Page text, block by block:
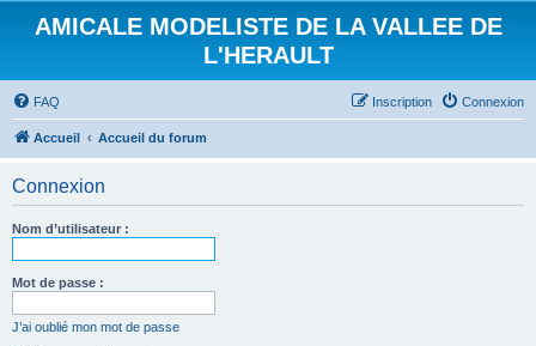
AMICALE MODELISTE DE LA VALLEE DE
L'HERAULT
FAQ Connexion
Inscription
Accueil Accueil du forum
Connexion
Nom d’utilisateur :
Mot de passe :
J’ai oublié mon mot de passe